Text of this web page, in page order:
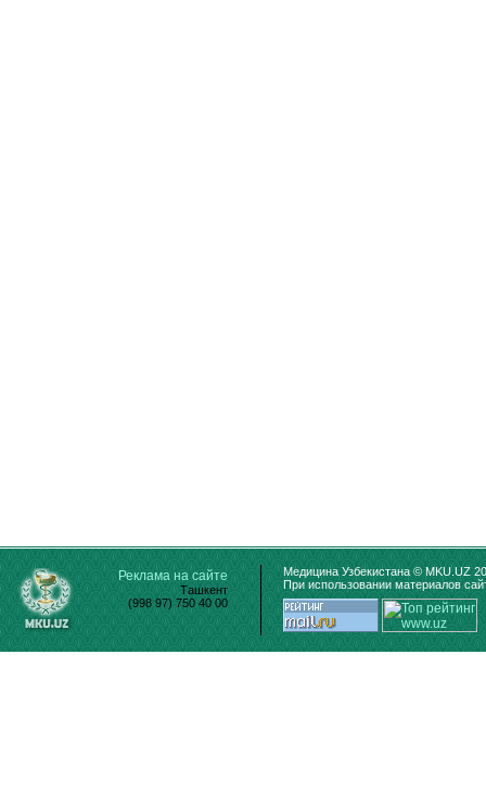
Реклама на сайте
Ташкент
(998 97) 750 40 00
Медицина Узбекистана © MKU.UZ
При использовании материалов